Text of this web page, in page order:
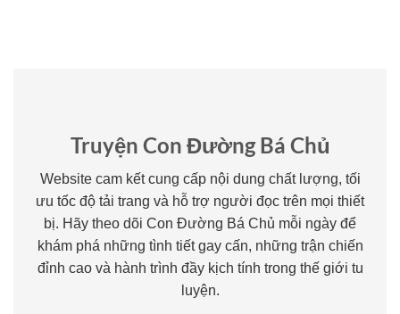
Truyện Con Đường Bá Chủ
Website cam kết cung cấp nội dung chất lượng, tối
ưu tốc độ tải trang và hỗ trợ người đọc trên mọi thiết
bị. Hãy theo dõi Con Đường Bá Chủ mỗi ngày để
khám phá những tình tiết gay cấn, những trận chiến
đỉnh cao và hành trình đầy kịch tính trong thế giới tu
luyện.